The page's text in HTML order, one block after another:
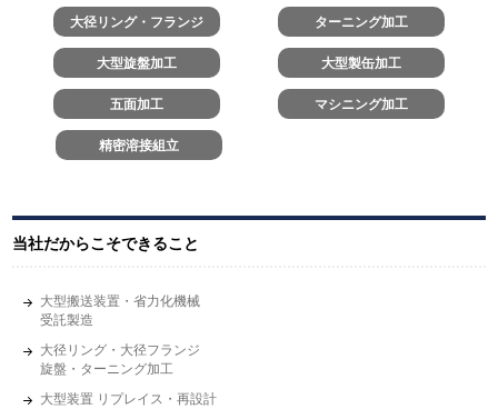
大径リング・フランジ ターニング加工
大型旋盤加工 大型製缶加工
五面加工 マシニング加工
精密溶接組立
当社だからこそできること
大型搬送装置・省力化機械
受託製造
大径リング・大径フランジ
旋盤・ターニング加工
大型装置 リプレイス・再設計